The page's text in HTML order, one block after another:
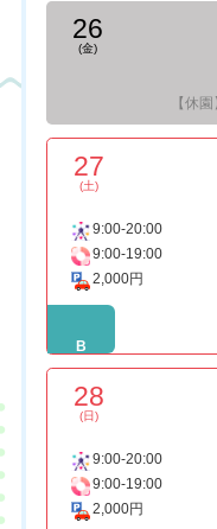
26
(金)
【休園
27
(土)
9:00-20:00
9:00-19:00
2,000円
B
28
(日)
9:00-20:00
9:00-19:00
2,000円